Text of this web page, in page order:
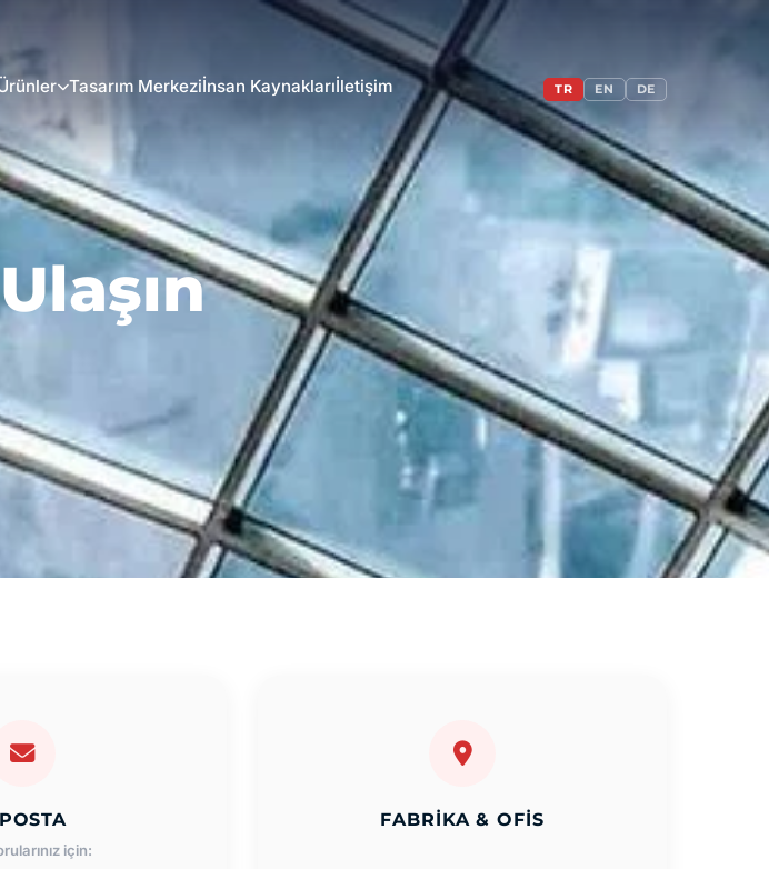
Tasarım Merkeziİnsan Kaynaklarıİletişim TR EN DE
için:
FABRIKA & OFIS